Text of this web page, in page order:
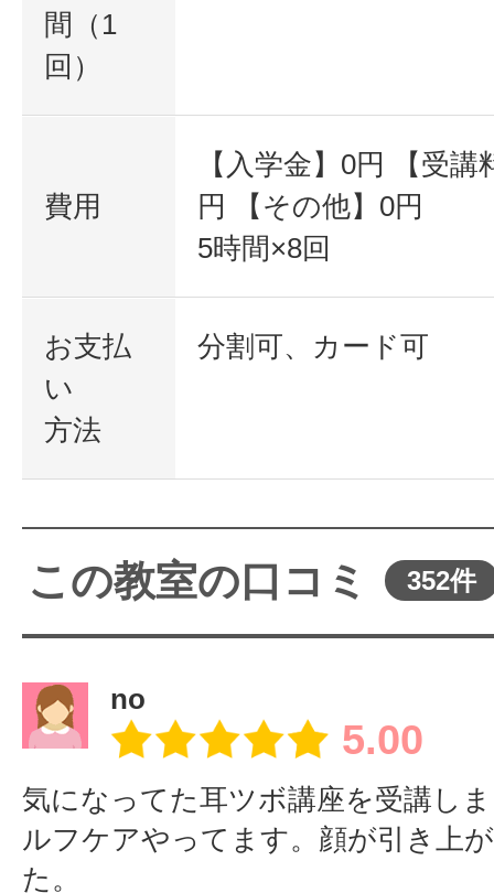
間（1
回）
費用
【入学金】0円 【受講
円 【その他】0円
5時間×8回
お支払
い
方法
分割可、カード可
この教室の口コミ 352件
no
5.00
気になってた耳ツボ講座を受講し
ルフケアやってます。顔が引き上
た。